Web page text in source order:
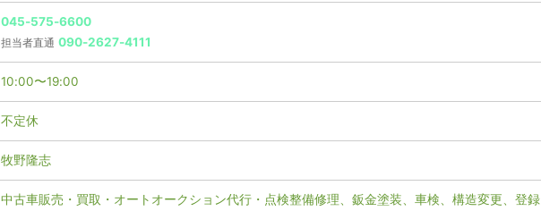
045-575-6600
担当者直通 090-2627-4111
10:00〜19:00
不定休
牧野隆志
中古車販売・買取・オートオークション代行・点検整備修理、鈑金塗装、車検、構造変更、登録